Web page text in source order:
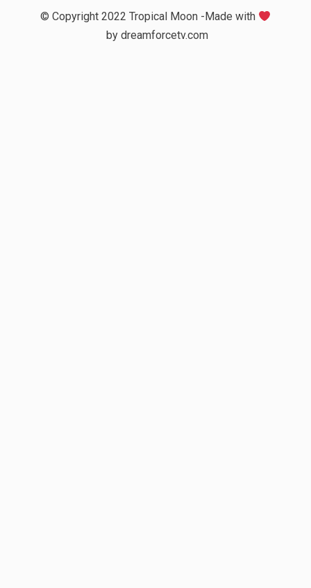
© Copyright 2022 Tropical Moon -Made with
by dreamforcetv.com